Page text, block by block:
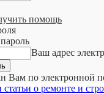
помощь
Ваш адрес
Вам по электронной
о ремонте и